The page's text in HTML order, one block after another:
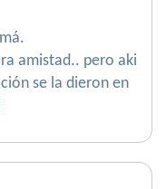
amistad.. pero aki
se la dieron en